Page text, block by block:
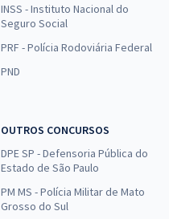
INSS - Instituto Nacional do
Seguro Social
PRF - Polícia Rodoviária Federal
PND
OUTROS CONCURSOS
DPE SP - Defensoria Pública do
Estado de São Paulo
PM MS - Polícia Militar de Mato
Grosso do Sul